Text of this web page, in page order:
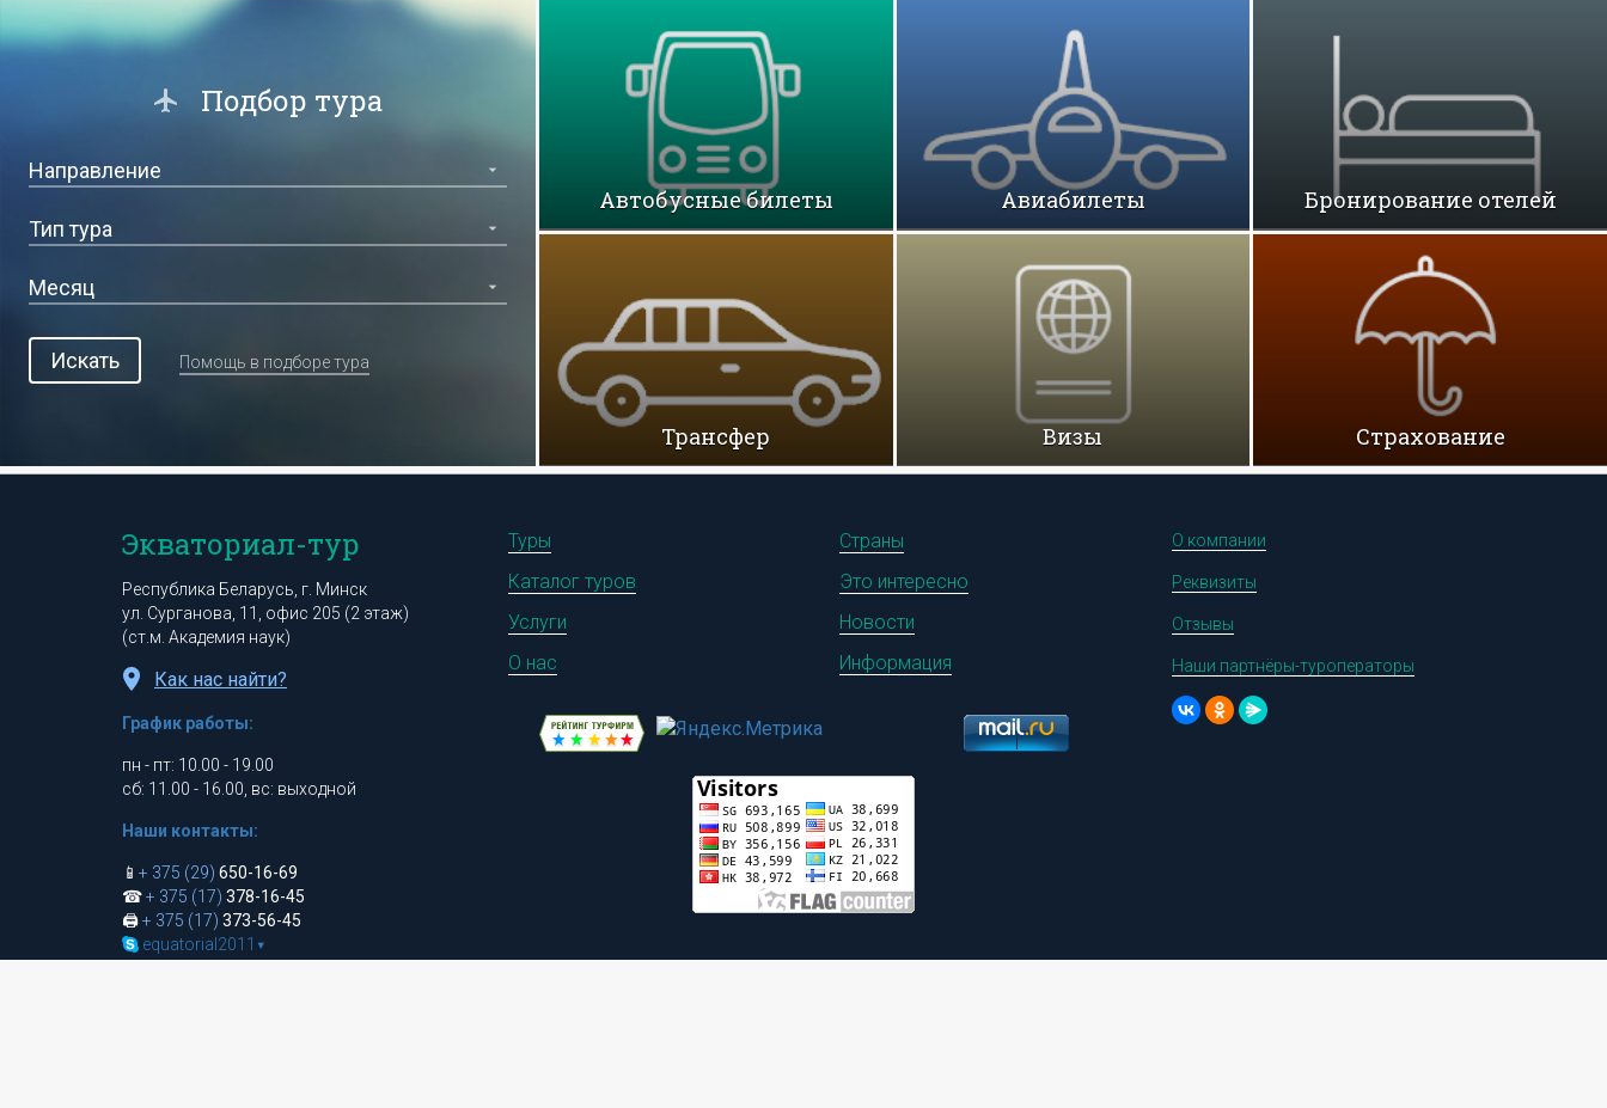
Подбор тура
Искать Помощь в подборе тура
Автобусные билеты Авиабилеты Бронирование отелей
Трансфер Визы Cтрахование
О компании
Реквизиты
Отзывы
Наши партнёры-туроператоры
Экваториал-тур
Республика Беларусь, г. Минск
ул. Сурганова, 11, офис 205 (2 этаж)
(ст.м. Академия наук)
Как нас найти?
График работы:
пн - пт: 10.00 - 19.00
сб: 11.00 - 16.00, вс: выходной
Наши контакты:
📱 + 375 (29) 650-16-69
☎+ 375 (17) 378-16-45
🖨+ 375 (17) 373-56-45
equatorial2011 ▾
Туры
Страны
Каталог туров
Это интересно
Услуги
Новости
О нас
Информация